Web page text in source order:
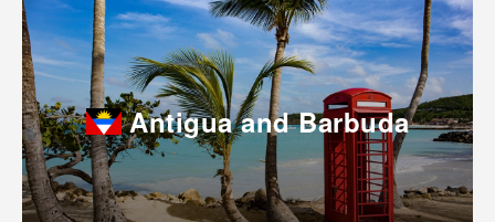
Antigua and Barbuda